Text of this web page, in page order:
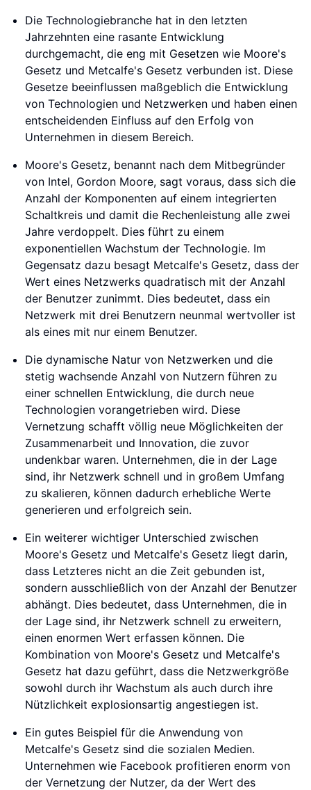
Die Technologiebranche hat in den letzten
Jahrzehnten eine rasante Entwicklung
durchgemacht, die eng mit Gesetzen wie Moore's
Gesetz und Metcalfe's Gesetz verbunden ist. Diese
Gesetze beeinflussen maßgeblich die Entwicklung
von Technologien und Netzwerken und haben einen
entscheidenden Einfluss auf den Erfolg von
Unternehmen in diesem Bereich.
Moore's Gesetz, benannt nach dem Mitbegründer
von Intel, Gordon Moore, sagt voraus, dass sich die
Anzahl der Komponenten auf einem integrierten
Schaltkreis und damit die Rechenleistung alle zwei
Jahre verdoppelt. Dies führt zu einem
exponentiellen Wachstum der Technologie. Im
Gegensatz dazu besagt Metcalfe's Gesetz, dass der
Wert eines Netzwerks quadratisch mit der Anzahl
der Benutzer zunimmt. Dies bedeutet, dass ein
Netzwerk mit drei Benutzern neunmal wertvoller ist
als eines mit nur einem Benutzer.
Die dynamische Natur von Netzwerken und die
stetig wachsende Anzahl von Nutzern führen zu
einer schnellen Entwicklung, die durch neue
Technologien vorangetrieben wird. Diese
Vernetzung schafft völlig neue Möglichkeiten der
Zusammenarbeit und Innovation, die zuvor
undenkbar waren. Unternehmen, die in der Lage
sind, ihr Netzwerk schnell und in großem Umfang
zu skalieren, können dadurch erhebliche Werte
generieren und erfolgreich sein.
Ein weiterer wichtiger Unterschied zwischen
Moore's Gesetz und Metcalfe's Gesetz liegt darin,
dass Letzteres nicht an die Zeit gebunden ist,
sondern ausschließlich von der Anzahl der Benutzer
abhängt. Dies bedeutet, dass Unternehmen, die in
der Lage sind, ihr Netzwerk schnell zu erweitern,
einen enormen Wert erfassen können. Die
Kombination von Moore's Gesetz und Metcalfe's
Gesetz hat dazu geführt, dass die Netzwerkgröße
sowohl durch ihr Wachstum als auch durch ihre
Nützlichkeit explosionsartig angestiegen ist.
Ein gutes Beispiel für die Anwendung von
Metcalfe's Gesetz sind die sozialen Medien.
Unternehmen wie Facebook profitieren enorm von
der Vernetzung der Nutzer, da der Wert des